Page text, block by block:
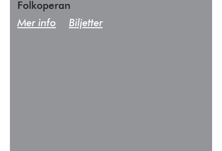
Folkoperan
Mer info
Biljetter